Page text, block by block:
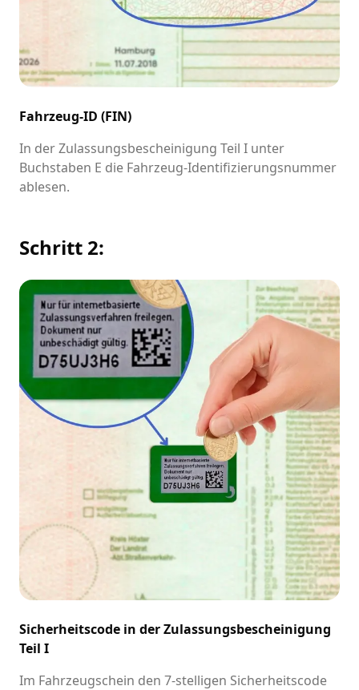
Fahrzeug-ID (FIN)
In der Zulassungsbescheinigung Teil I unter
Buchstaben E die Fahrzeug-Identifizierungsnummer
ablesen.
Schritt 2:
Sicherheitscode in der Zulassungsbescheinigung
Teil I
Im Fahrzeugschein den 7-stelligen Sicherheitscode